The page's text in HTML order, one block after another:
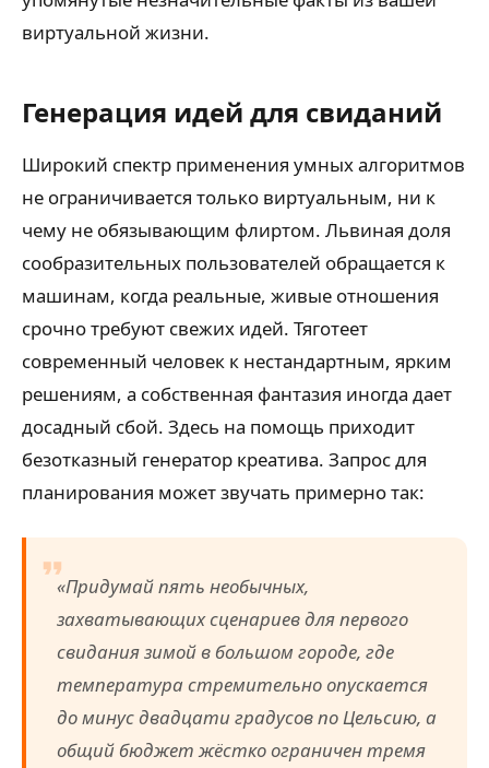
виртуальной жизни.
Генерация идей для свиданий
Широкий спектр применения умных алгоритмов
не ограничивается только виртуальным, ни к
чему не обязывающим флиртом. Львиная доля
сообразительных пользователей обращается к
машинам, когда реальные, живые отношения
срочно требуют свежих идей. Тяготеет
современный человек к нестандартным, ярким
решениям, а собственная фантазия иногда дает
досадный сбой. Здесь на помощь приходит
безотказный генератор креатива. Запрос для
планирования может звучать примерно так:
«Придумай пять необычных,
захватывающих сценариев для первого
свидания зимой в большом городе, где
температура стремительно опускается
до минус двадцати градусов по Цельсию, а
общий бюджет жёстко ограничен тремя